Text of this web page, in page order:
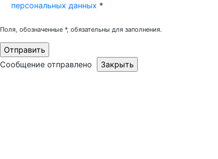
персональных данных *
Поля, обозначенные *, обязательны для заполнения.
Сообщение отправлено